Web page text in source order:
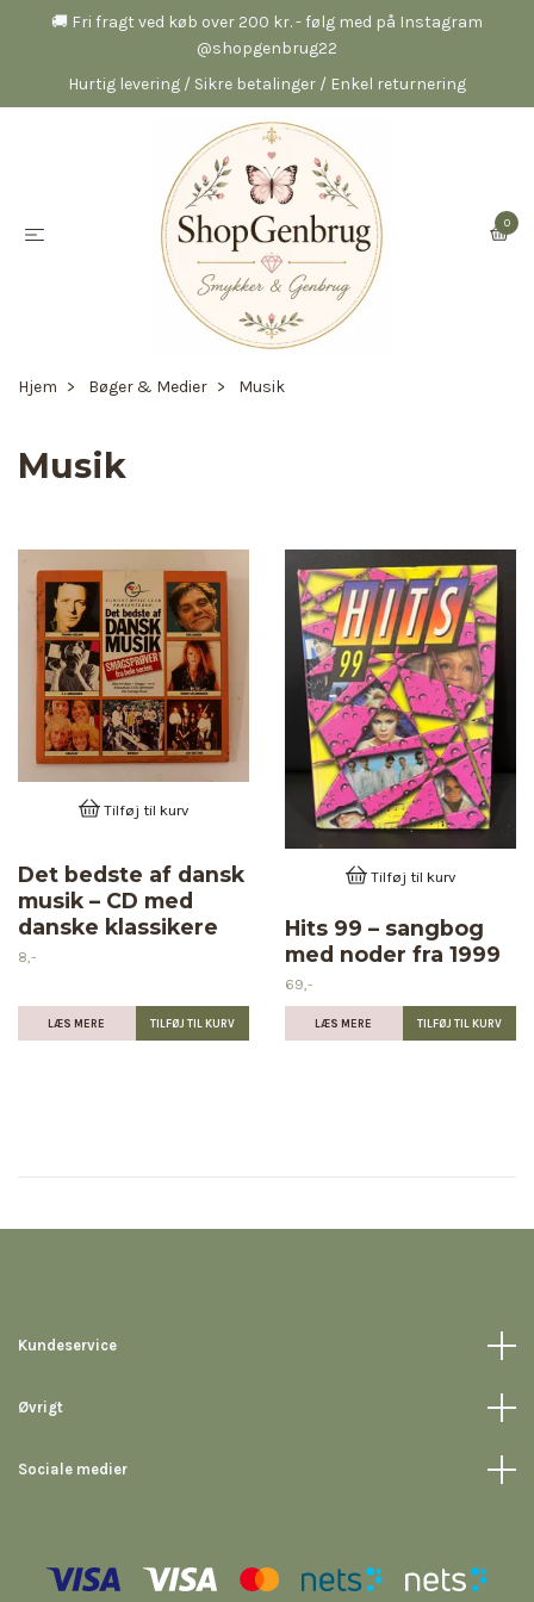
🚚 Fri fragt ved køb over 200 kr. - følg med på Instagram
@shopgenbrug22
Hurtig levering / Sikre betalinger / Enkel returnering
0
Hjem Bøger & Medier Musik
Musik
Tilføj til kurv
Det bedste af dansk
musik – CD med
danske klassikere
8,-
LÆS MERE
Tilføj til kurv
Hits 99 – sangbog
med noder fra 1999
69,-
LÆS MERE
Kundeservice
Øvrigt
Sociale medier